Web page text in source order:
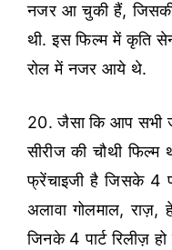
नजर आ चुकी हैं, जिसकी
थी. इस फिल्म में कृति
रोल में नजर आये थे.
20. जैसा कि आप सभी
सीरीज की चौथी फिल्म
फ्रेंचाइजी है जिसके 4
अलावा गोलमाल, राज़,
जिनके 4 पार्ट रिलीज़